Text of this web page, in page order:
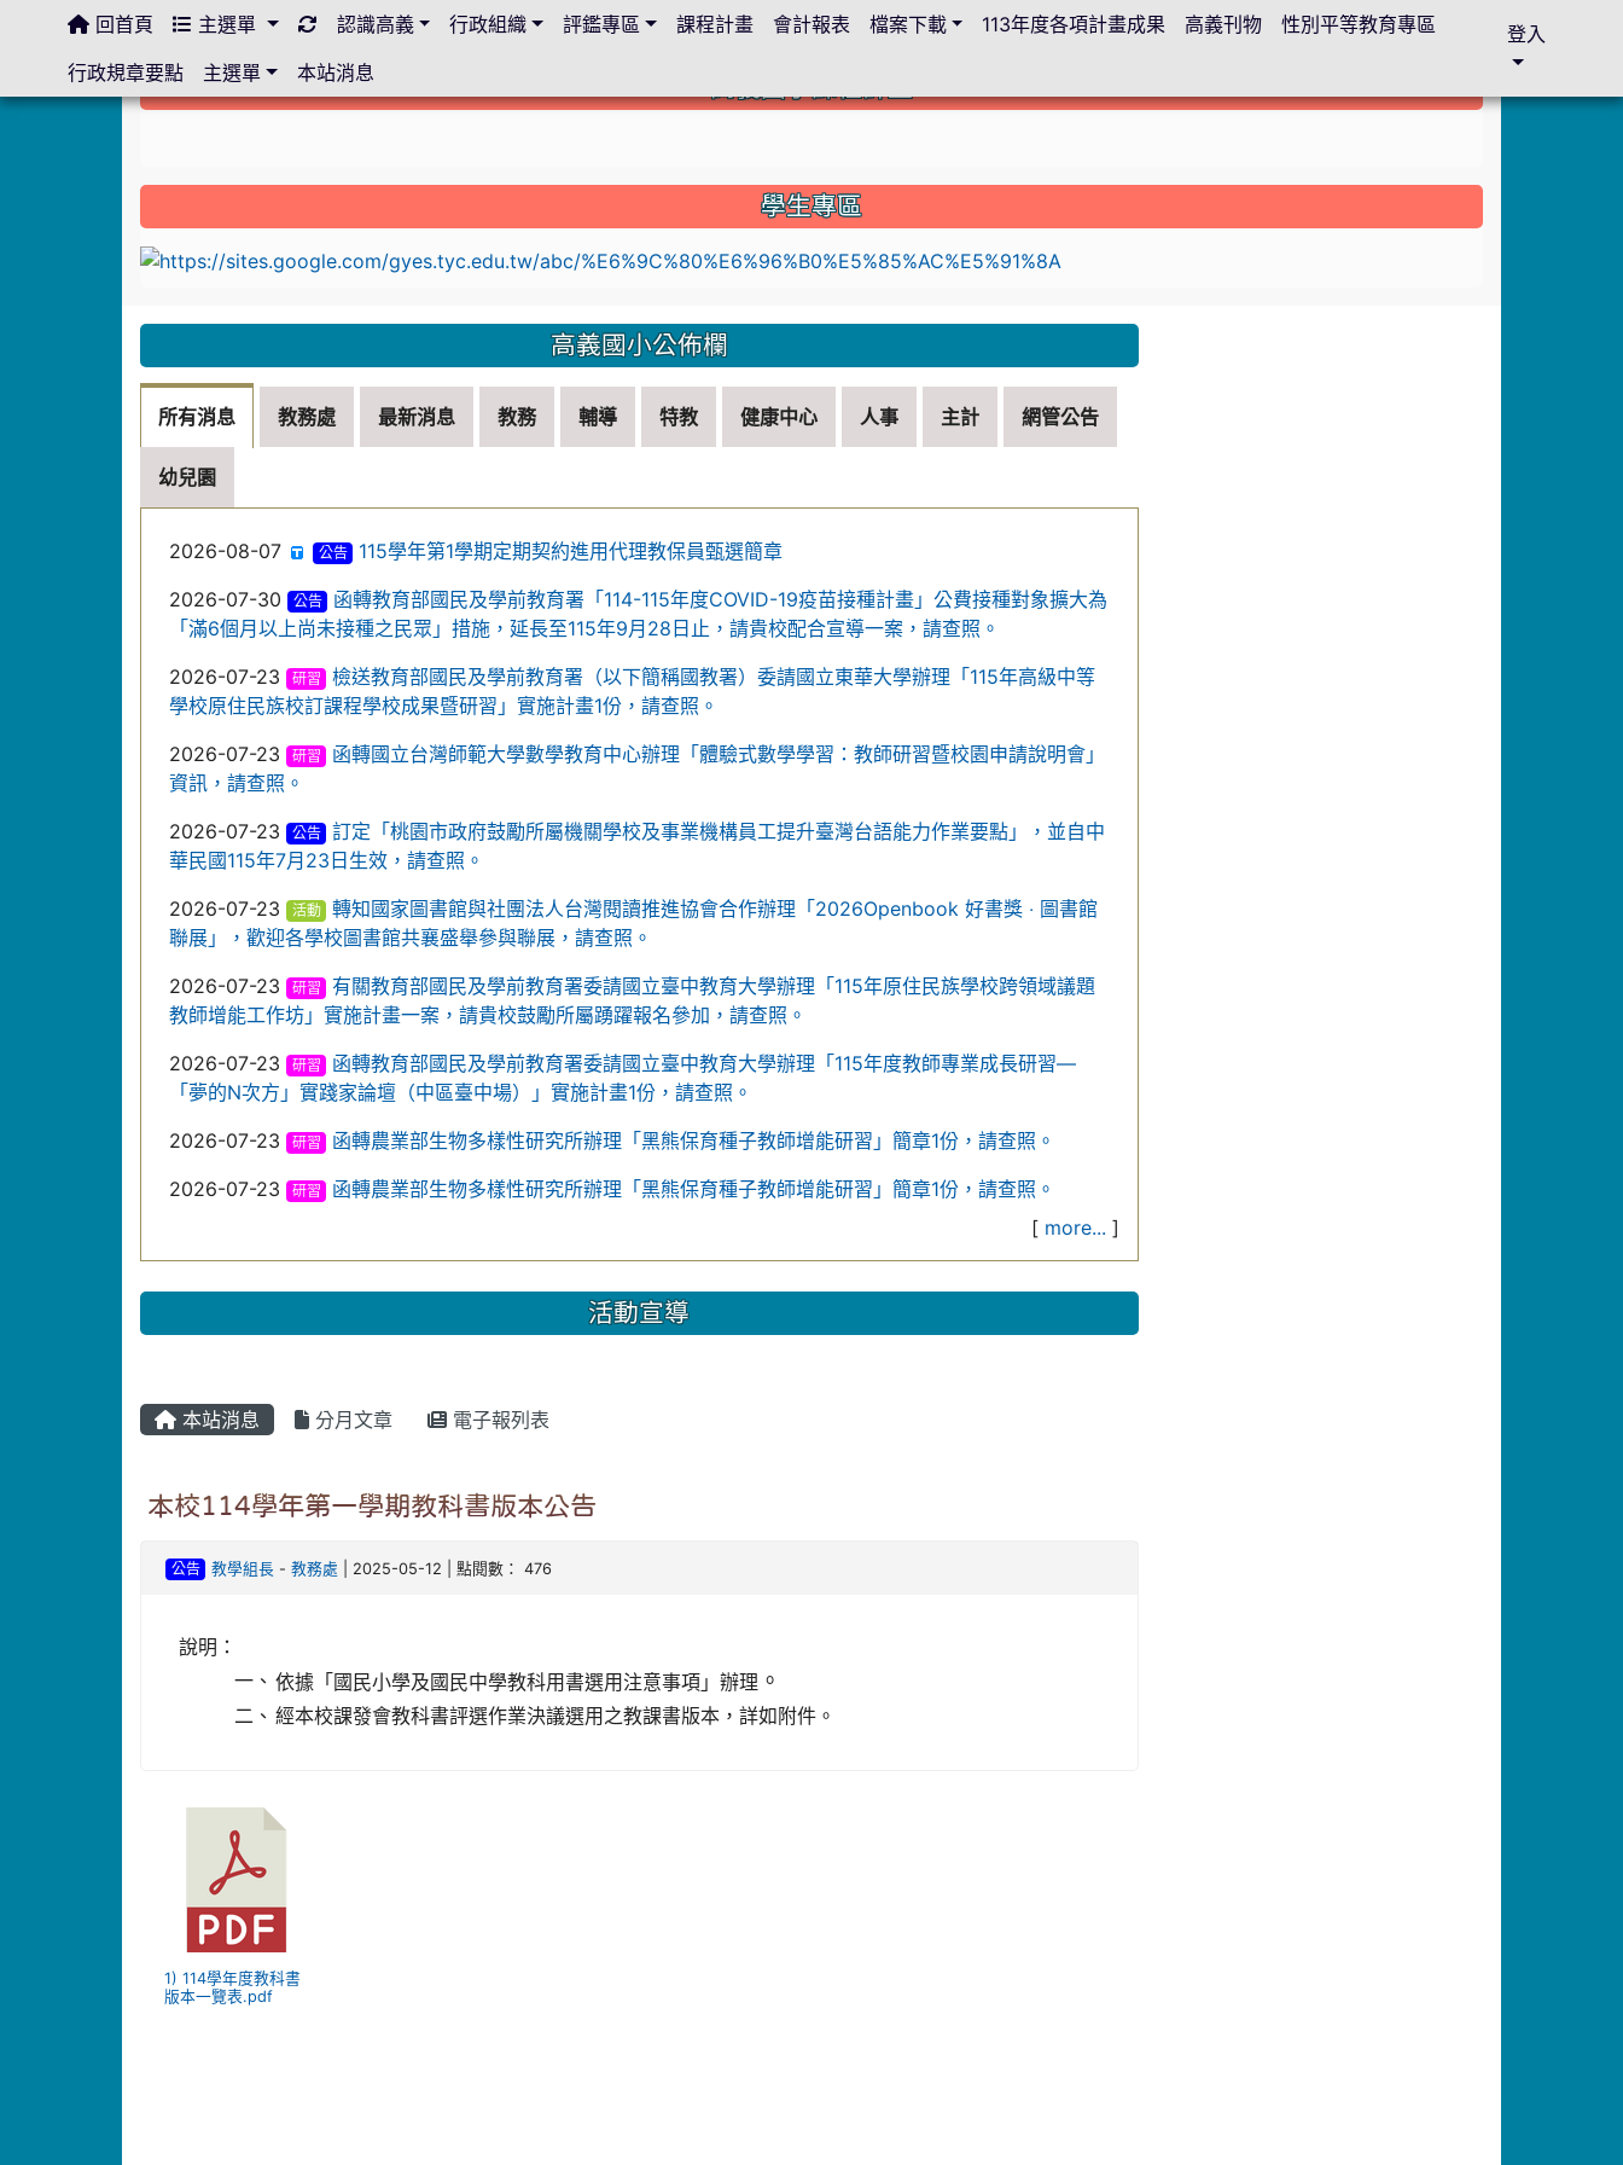
高義國小公佈欄
所有消息 教務處 最新消息 教務 輔導 特教 健康中心 人事 主計 網管公告
幼兒園
2026-08-07 公告
115學年第1學期定期契約進用代理教保員甄選簡章
2026-07-30
公告
函轉教育部國民及學前教育署「114-115年度COVID-19疫苗接種計畫」公費接種對象擴大為
「滿6個月以上尚未接種之民眾」措施，延長至115年9月28日止，請貴校配合宣導一案，請查照。
2026-07-23
研習
檢送教育部國民及學前教育署（以下簡稱國教署）委請國立東華大學辦理「115年高級中等
學校原住民族校訂課程學校成果暨研習」實施計畫1份，請查照。
2026-07-23
研習
函轉國立台灣師範大學數學教育中心辦理「體驗式數學學習：教師研習暨校園申請說明會」
資訊，請查照。
2026-07-23
公告
訂定「桃園市政府鼓勵所屬機關學校及事業機構員工提升臺灣台語能力作業要點」，並自中
華民國115年7月23日生效，請查照。
2026-07-23
活動
轉知國家圖書館與社團法人台灣閱讀推進協會合作辦理「2026Openbook 好書獎 ‧ 圖書館
聯展」，歡迎各學校圖書館共襄盛舉參與聯展，請查照。
2026-07-23
研習
有關教育部國民及學前教育署委請國立臺中教育大學辦理「115年原住民族學校跨領域議題
教師增能工作坊」實施計畫一案，請貴校鼓勵所屬踴躍報名參加，請查照。
2026-07-23
研習
函轉教育部國民及學前教育署委請國立臺中教育大學辦理「115年度教師專業成長研習—
「夢的N次方」實踐家論壇（中區臺中場）」實施計畫1份，請查照。
2026-07-23
研習
函轉農業部生物多樣性研究所辦理「黑熊保育種子教師增能研習」簡章1份，請查照。
2026-07-23
研習
函轉農業部生物多樣性研究所辦理「黑熊保育種子教師增能研習」簡章1份，請查照。
[ more... ]
活動宣導
本站消息 分月文章 電子報列表
本校114學年第一學期教科書版本公告
公告 教學組長 -教務處 | 2025-05-12 | 點閱數： 476
說明：
一、 依據「國民小學及國民中學教科用書選用注意事項」辦理 。
二、 經本校課發會教科書評選作業決議選用之教課書版本，詳如附件。
1) 114學年度教科書
版本一覽表.pdf
:::
學生專區
link to https://sites.google.com/gyes.tyc.edu.tw/abc/
回首頁 主選單 認識高義 行政組織 評鑑專區 課程計畫 會計報表 檔案下載 113年度各項計畫成果 高義刊物
性別平等教育專區
行政規章要點
主選單 本站消息
登入